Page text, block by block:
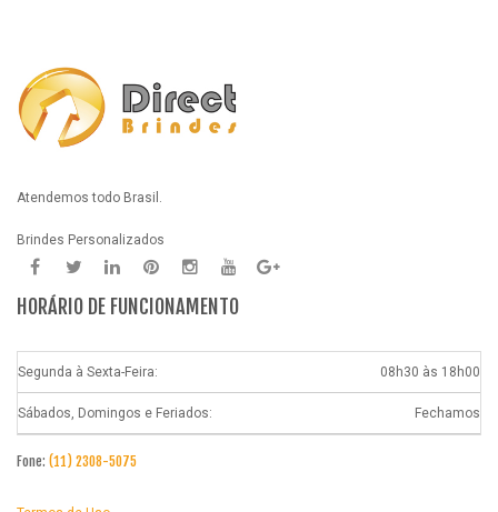
Atendemos todo Brasil.
Brindes Personalizados
HORÁRIO DE FUNCIONAMENTO
Segunda à Sexta-Feira: 08h30 às 18h00
Sábados, Domingos e Feriados: Fechamos
Fone: (11) 2308-5075